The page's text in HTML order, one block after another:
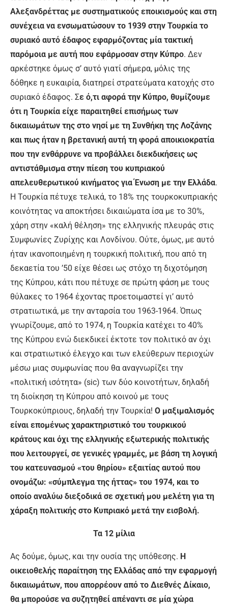
Αλεξανδρέττας με συστηματικούς εποικισμούς και στη
συνέχεια να ενσωματώσουν το 1939 στην Τουρκία το
συριακό αυτό έδαφος εφαρμόζοντας μία τακτική
παρόμοια με αυτή που εφάρμοσαν στην Κύπρο. Δεν
αρκέστηκε όμως σ’ αυτό γιατί σήμερα, μόλις της
δόθηκε η ευκαιρία, διατηρεί στρατεύματα κατοχής στο
συριακό έδαφος. Σε ό,τι αφορά την Κύπρο, θυμίζουμε
ότι η Τουρκία είχε παραιτηθεί επισήμως των
δικαιωμάτων της στο νησί με τη Συνθήκη της Λοζάνης
και πως ήταν η βρετανική αυτή τη φορά αποικιοκρατία
που την ενθάρρυνε να προβάλλει διεκδικήσεις ως
αντιστάθμισμα στην πίεση του κυπριακού
απελευθερωτικού κινήματος για Ένωση με την Ελλάδα.
Η Τουρκία πέτυχε τελικά, το 18% της τουρκοκυπριακής
κοινότητας να αποκτήσει δικαιώματα ίσα με το 30%,
χάρη στην «καλή θέληση» της ελληνικής πλευράς στις
Συμφωνίες Ζυρίχης και Λονδίνου. Ούτε, όμως, με αυτό
ήταν ικανοποιημένη η τουρκική πολιτική, που από τη
δεκαετία του ’50 είχε θέσει ως στόχο τη διχοτόμηση
της Κύπρου, κάτι που πέτυχε σε πρώτη φάση με τους
θύλακες το 1964 έχοντας προετοιμαστεί γι’ αυτό
στρατιωτικά, με την ανταρσία του 1963-1964. Όπως
γνωρίζουμε, από το 1974, η Τουρκία κατέχει το 40%
της Κύπρου ενώ διεκδικεί έκτοτε τον πολιτικό αν όχι
και στρατιωτικό έλεγχο και των ελεύθερων περιοχών
μέσω μιας συμφωνίας που θα αναγνωρίζει την
«πολιτική ισότητα» (sic) των δύο κοινοτήτων, δηλαδή
τη διοίκηση τη Κύπρου από κοινού με τους
Τουρκοκύπριους, δηλαδή την Τουρκία! Ο μαξιμαλισμός
είναι επομένως χαρακτηριστικό του τουρκικού
κράτους και όχι της ελληνικής εξωτερικής πολιτικής
που λειτουργεί, σε γενικές γραμμές, με βάση τη λογική
του κατευνασμού «του θηρίου» εξαιτίας αυτού που
ονομάζω: «σύμπλεγμα της ήττας» του 1974, και το
οποίο αναλύω διεξοδικά σε σχετική μου μελέτη για τη
χάραξη πολιτικής στο Κυπριακό μετά την εισβολή.
Τα 12 μίλια
Ας δούμε, όμως, και την ουσία της υπόθεσης. Η
οικειοθελής παραίτηση της Ελλάδας από την εφαρμογή
δικαιωμάτων, που απορρέουν από το Διεθνές Δίκαιο,
θα μπορούσε να συζητηθεί απέναντι σε μία χώρα